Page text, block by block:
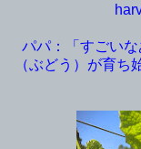
パパ：「すごい
（ぶどう）が育ち